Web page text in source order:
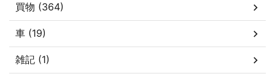
買物 (364)
車 (19)
雑記 (1)